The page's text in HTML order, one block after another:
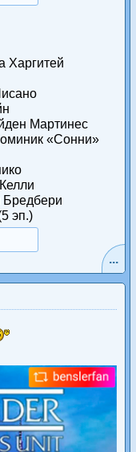
Харгитей
Мартинес
«Сонни»
Бредбери
эп.)
...